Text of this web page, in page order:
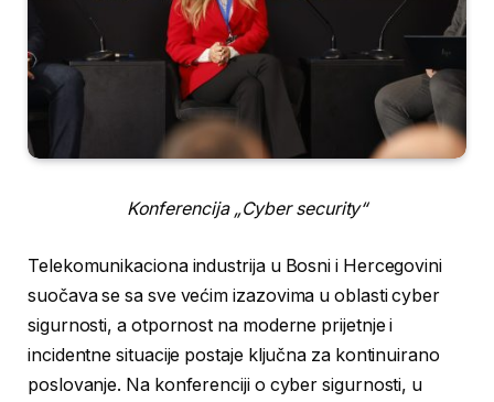
Konferencija „Cyber security“
Telekomunikaciona industrija u Bosni i Hercegovini
suočava se sa sve većim izazovima u oblasti cyber
sigurnosti, a otpornost na moderne prijetnje i
incidentne situacije postaje ključna za kontinuirano
poslovanje. Na konferenciji o cyber sigurnosti, u